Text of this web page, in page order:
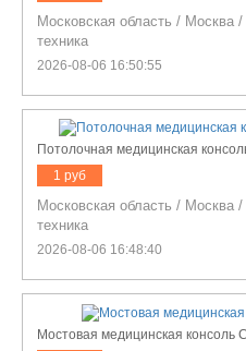
Московская область / Москва /
техника
2026-08-06 16:50:55
Потолочная медицинская
1 руб
Московская область / Москва /
техника
2026-08-06 16:48:40
Мостовая медицинская консоль